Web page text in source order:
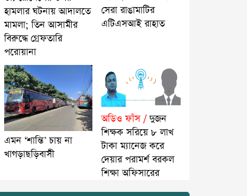
হামলার ঘটনায় আদালতে
মামলা; তিন আসামীর
বিরুদ্ধে গ্রেফতারি
পরোয়ানা
সেরা রাঙামাটির
এটিএসআই রাহাত
এমন ‘শান্তি’ চায় না
খাগড়াছড়িবাসী
অডিও ফাঁস /দুজন
শিক্ষক সরিয়ে ৮ লাখ
টাকা ম্যানেজ করে
দেয়ার পরামর্শ বরকল
শিক্ষা অফিসারের